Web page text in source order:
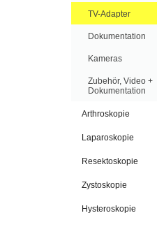
TV-Adapter
Dokumentation
Kameras
Zubehör, Video +
Dokumentation
Arthroskopie
Laparoskopie
Resektoskopie
Zystoskopie
Hysteroskopie